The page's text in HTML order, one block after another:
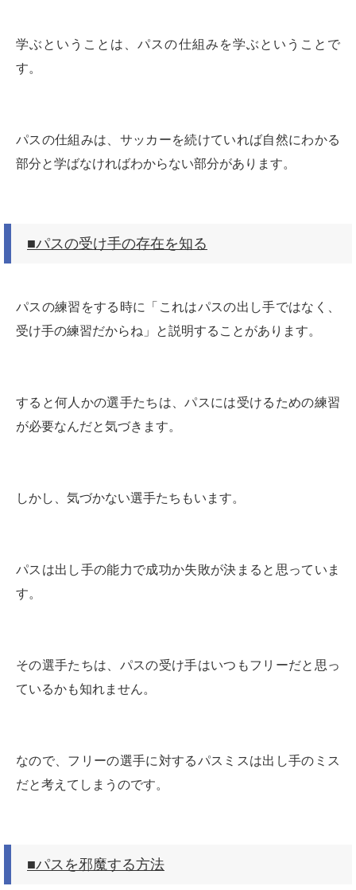
学ぶということは、パスの仕組みを学ぶということで
す。
パスの仕組みは、サッカーを続けていれば自然にわかる
部分と学ばなければわからない部分があります。
■パスの受け手の存在を知る
パスの練習をする時に「これはパスの出し手ではなく、
受け手の練習だからね」と説明することがあります。
すると何人かの選手たちは、パスには受けるための練習
が必要なんだと気づきます。
しかし、気づかない選手たちもいます。
パスは出し手の能力で成功か失敗が決まると思っていま
す。
その選手たちは、パスの受け手はいつもフリーだと思っ
ているかも知れません。
なので、フリーの選手に対するパスミスは出し手のミス
だと考えてしまうのです。
■パスを邪魔する方法